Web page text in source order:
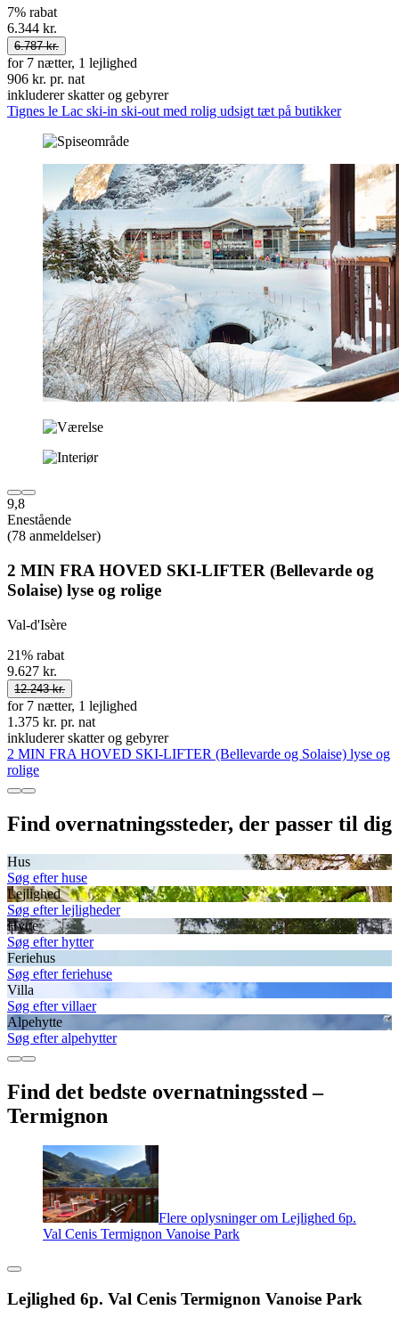
7% rabat
6.344 kr.
6.787 kr.
for 7 nætter, 1 lejlighed
906 kr. pr. nat
inkluderer skatter og gebyrer
Tignes le Lac ski-in ski-out med rolig udsigt tæt på butikker
9,8
Enestående
(78 anmeldelser)
2 MIN FRA HOVED SKI-LIFTER (Bellevarde og
Solaise) lyse og rolige
Val-d'Isère
21% rabat
9.627 kr.
12.243 kr.
for 7 nætter, 1 lejlighed
1.375 kr. pr. nat
inkluderer skatter og gebyrer
2 MIN FRA HOVED SKI-LIFTER (Bellevarde og Solaise) lyse og
rolige
Find overnatningssteder, der passer til dig
Hus
Søg efter huse
Lejlighed
Søg efter lejligheder
Hytte
Søg efter hytter
Feriehus
Søg efter feriehuse
Villa
Søg efter villaer
Alpehytte
Søg efter alpehytter
Find det bedste overnatningssted –
Termignon
Flere oplysninger om Lejlighed 6p.
Val Cenis Termignon Vanoise Park
Lejlighed 6p. Val Cenis Termignon Vanoise Park